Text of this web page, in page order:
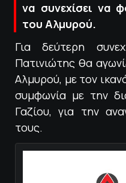
να συνεχίσει να
του Αλμυρού.
Για δεύτερη
Πατινιώτης θα
Αλμυρού, με τον
συμφωνία με την
Γαζίου, για την
τους.